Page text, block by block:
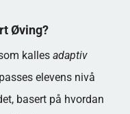
Øving?
kalles adaptiv
elevens nivå
basert på hvordan